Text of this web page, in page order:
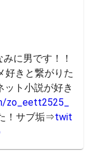
に男です！！
好きと繋がりた
ット小説が好き
zo_eett2525_
！サブ垢⇒twit